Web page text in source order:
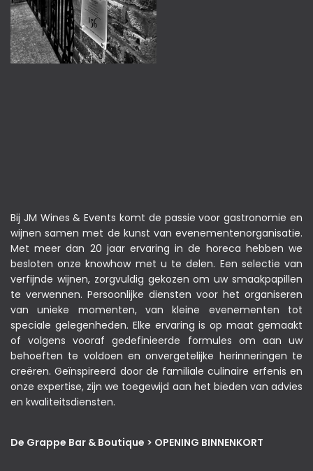
Bij JM Wines & Events komt de passie voor gastronomie en
wijnen samen met de kunst van evenementenorganisatie.
Met meer dan 20 jaar ervaring in de horeca hebben we
besloten onze knowhow met u te delen. Een selectie van
verfijnde wijnen, zorgvuldig gekozen om uw smaakpapillen
te verwennen. Persoonlijke diensten voor het organiseren
van unieke momenten, van kleine evenementen tot
speciale gelegenheden. Elke ervaring is op maat gemaakt
of volgens vooraf gedefinieerde formules om aan uw
behoeften te voldoen en onvergetelijke herinneringen te
creëren. Geïnspireerd door de familiale culinaire erfenis en
onze expertise, zijn we toegewijd aan het bieden van advies
en kwaliteitsdiensten.
De Grappe Bar & Boutique > OPENING BINNENKORT